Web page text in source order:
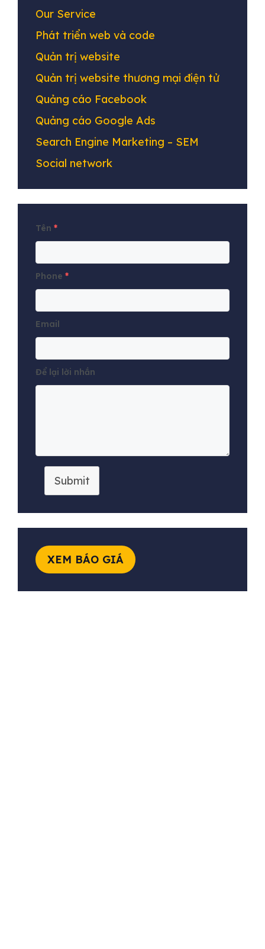
Our Service
Phát triển web và code
Quản trị website
Quản trị website thương mại điện tử
Quảng cáo Facebook
Quảng cáo Google Ads
Search Engine Marketing – SEM
Social network
Tên *
Phone *
Email
Để lại lời nhắn
Submit
XEM BÁO GIÁ